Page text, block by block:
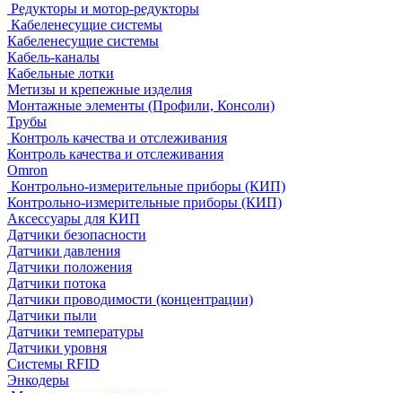
Редукторы и мотор-редукторы
Кабеленесущие системы
Кабеленесущие системы
Кабель-каналы
Кабельные лотки
Метизы и крепежные изделия
Монтажные элементы (Профили, Консоли)
Трубы
Контроль качества и отслеживания
Контроль качества и отслеживания
Omron
Контрольно-измерительные приборы (КИП)
Контрольно-измерительные приборы (КИП)
Аксессуары для КИП
Датчики безопасности
Датчики давления
Датчики положения
Датчики потока
Датчики проводимости (концентрации)
Датчики пыли
Датчики температуры
Датчики уровня
Системы RFID
Энкодеры